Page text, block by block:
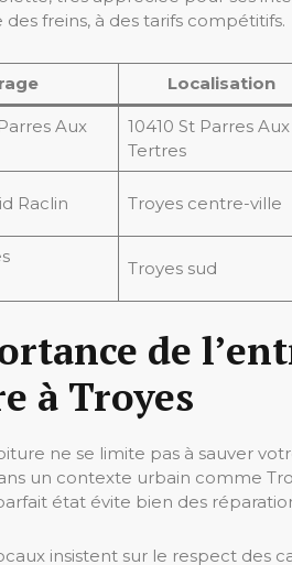
freins, à des tarifs compétitifs.
Localisation
Aux
10410 St Parres Aux
Tertres
Raclin Troyes centre-ville
Troyes sud
de
à Troyes
ne se limite pas à sauver
un contexte urbain comme
état évite bien des
insistent sur le respect des